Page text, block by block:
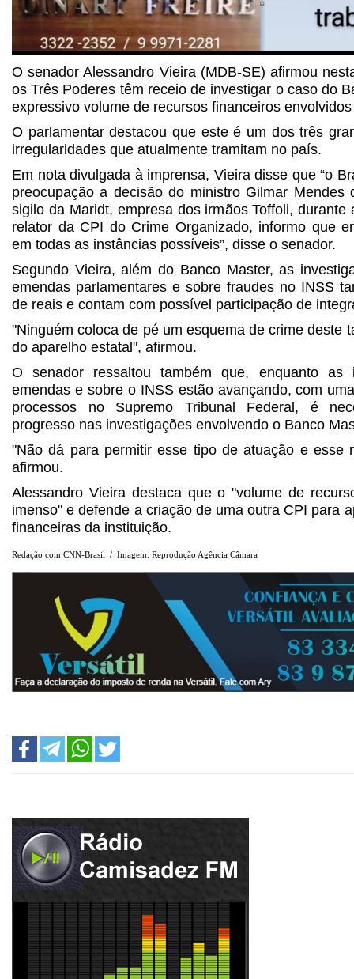
O senador Alessandro Vieira (MDB-SE) afirmou
os Três Poderes têm receio de investigar o caso do
expressivo volume de recursos financeiros
O parlamentar destacou que este é um dos três
irregularidades que atualmente tramitam no país.
Em nota divulgada à imprensa, Vieira disse que “o
preocupação a decisão do ministro Gilmar Mendes
sigilo da Maridt, empresa dos irmãos Toffoli, durante
relator da CPI do Crime Organizado, informo que
em todas as instâncias possíveis”, disse o senador.
Segundo Vieira, além do Banco Master, as
emendas parlamentares e sobre fraudes no INSS
de reais e contam com possível participação de
"Ninguém coloca de pé um esquema de crime deste
do aparelho estatal", afirmou.
O senador ressaltou também que, enquanto as
emendas e sobre o INSS estão avançando, com
processos no Supremo Tribunal Federal, é
progresso nas investigações envolvendo o Banco
"Não dá para permitir esse tipo de atuação e esse
afirmou.
Alessandro Vieira destaca que o "volume de
imenso" e defende a criação de uma outra CPI para
financeiras da instituição.
Redação com CNN-Brasil / Imagem: Reprodução Agência Câmara